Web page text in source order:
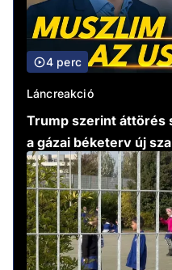
4 perc
Láncreakció
Trump szerint áttörés
a gázai béketerv új